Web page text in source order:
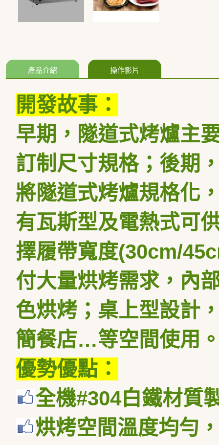
產品介紹 操作影片
開發故事：
早期，隧道式烤爐主
訂制尺寸規格；後期
將隧道式烤爐規格化
有瓦斯型及電熱式可
擇履帶寬度(30cm/
付大量烘烤需求，內
色烘烤；桌上型設計
簡餐店…等空間使用
優勢優點：
全機#304白鐵材質
烘烤空間溫度均勻